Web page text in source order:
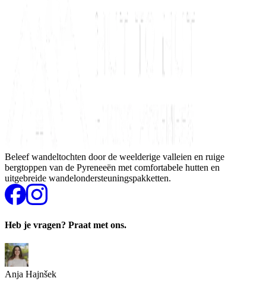
Beleef wandeltochten door de weelderige valleien en ruige
bergtoppen van de Pyreneeën met comfortabele hutten en
uitgebreide wandelondersteuningspakketten.
Heb je vragen? Praat met ons.
Anja Hajnšek